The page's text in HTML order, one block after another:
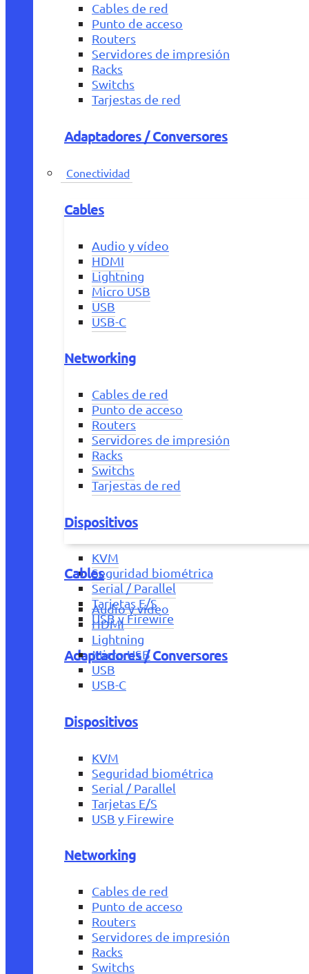
Cables de red
Punto de acceso
Routers
Servidores de impresión
Racks
Switchs
Tarjestas de red
Adaptadores / Conversores
Conectividad
Cables
Audio y vídeo
HDMI
Lightning
Micro USB
USB
USB-C
Networking
Cables de red
Punto de acceso
Routers
Servidores de impresión
Racks
Switchs
Tarjestas de red
Dispositivos
KVM
Seguridad biométrica
Serial / Parallel
Tarjetas E/S
USB y Firewire
Adaptadores / Conversores
Cables
Audio y vídeo
HDMI
Lightning
Micro USB
USB
USB-C
Dispositivos
KVM
Seguridad biométrica
Serial / Parallel
Tarjetas E/S
USB y Firewire
Networking
Cables de red
Punto de acceso
Routers
Servidores de impresión
Racks
Switchs